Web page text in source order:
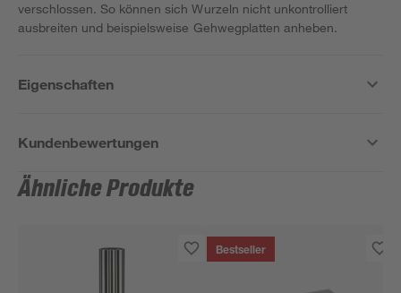
verschlossen. So können sich Wurzeln nicht unkontrolliert
ausbreiten und beispielsweise Gehwegplatten anheben.
Eigenschaften
Kundenbewertungen
Ähnliche Produkte
Bestseller